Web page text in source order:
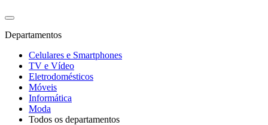
Departamentos
Celulares e Smartphones
TV e Vídeo
Eletrodomésticos
Móveis
Informática
Moda
Todos os departamentos